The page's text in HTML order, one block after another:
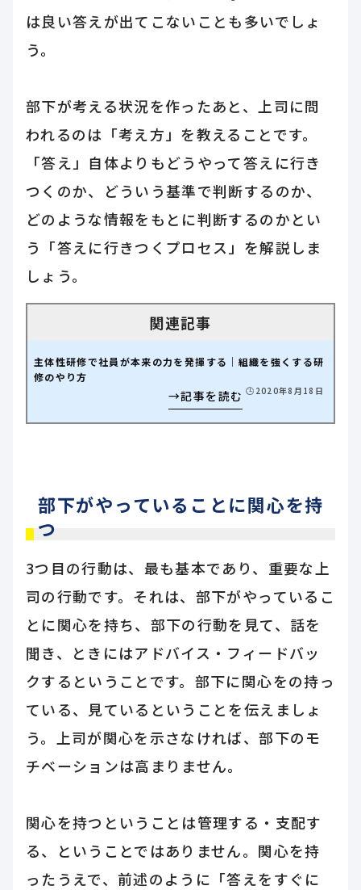
は良い答えが出てこないことも多いでしょ
う。
部下が考える状況を作ったあと、上司に問
われるのは「考え方」を教えることです。
「答え」自体よりもどうやって答えに行き
つくのか、どういう基準で判断するのか、
どのような情報をもとに判断するのかとい
う「答えに行きつくプロセス」を解説しま
しょう。
主体性研修で社員が本来の力を発揮する｜組織を強くする研
修のやり方
🕒️2020年8月18日
部下がやっていることに関心を持
つ
3つ目の行動は、最も基本であり、重要な上
司の行動です。それは、部下がやっているこ
とに関心を持ち、部下の行動を見て、話を
聞き、ときにはアドバイス・フィードバッ
クするということです。部下に関心をの持っ
ている、見ているということを伝えましょ
う。上司が関心を示さなければ、部下のモ
チベーションは高まりません。
関心を持つということは管理する・支配す
る、ということではありません。関心を持
ったうえで、前述のように「答えをすぐに